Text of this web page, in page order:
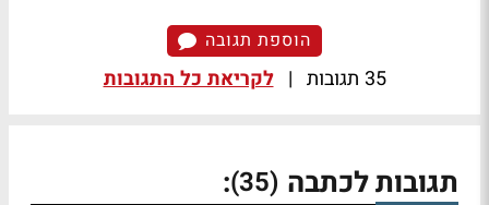
הוספת תגובה
35 תגובות | לקריאת כל התגובות
תגובות לכתבה (35)
: